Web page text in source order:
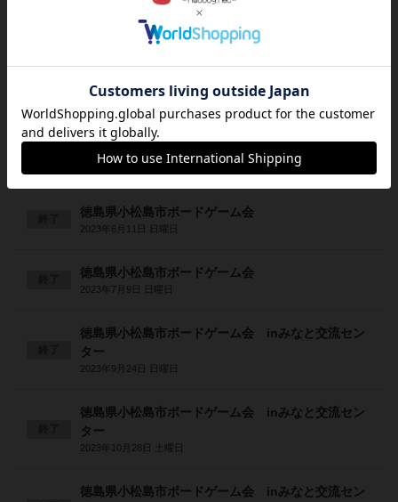
徳島県小松島市ボードゲーム会
2023年4月22日 土曜日
徳島県小松島市ボードゲーム会
2023年5月21日 日曜日
徳島県小松島市ボードゲーム会
徳島県小松島市ボードゲーム会
2023年6月11日 日曜日
徳島県小松島市ボードゲーム会
2023年7月9日 日曜日
徳島県小松島市ボードゲーム会 inみなと交流セン
ター
2023年9月24日 日曜日
徳島県小松島市ボードゲーム会 inみなと交流セン
ター
2023年10月28日 土曜日
徳島県小松島市ボードゲーム会 inみなと交流セン